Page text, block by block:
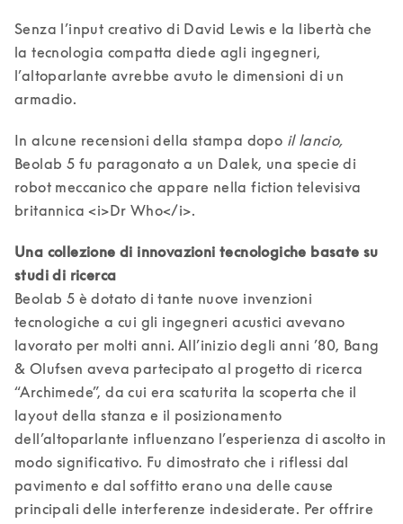
Senza l’input creativo di David Lewis e la libertà che
la tecnologia compatta diede agli ingegneri,
l’altoparlante avrebbe avuto le dimensioni di un
armadio.
In alcune recensioni della stampa dopo il lancio,
Beolab 5 fu paragonato a un Dalek, una specie di
robot meccanico che appare nella fiction televisiva
Una collezione di innovazioni tecnologiche basate su
Beolab 5 è dotato di tante nuove invenzioni
tecnologiche a cui gli ingegneri acustici avevano
lavorato per molti anni. All’inizio degli anni ’80, Bang
& Olufsen aveva partecipato al progetto di ricerca
“Archimede”, da cui era scaturita la scoperta che il
layout della stanza e il posizionamento
dell’altoparlante influenzano l’esperienza di ascolto in
modo significativo. Fu dimostrato che i riflessi dal
pavimento e dal soffitto erano una delle cause
principali delle interferenze indesiderate. Per offrire